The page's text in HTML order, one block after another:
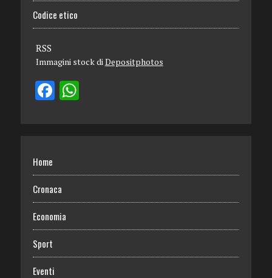
Codice etico
RSS
Immagini stock di Depositphotos
Home
Cronaca
Economia
Sport
Eventi